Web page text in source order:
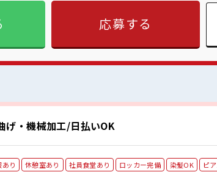
れば多少のヘアカラーもOKなのはウレシイPoint☆ 休憩室
ク♪ 持ち物が多いあなたにもぴったり☆ ロッカー付き
応募する
げ・機械加工/日払いOK
り 休憩室あり 社員食堂あり ロッカー完備 染髪OK ピ